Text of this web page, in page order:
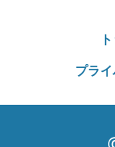
プラ